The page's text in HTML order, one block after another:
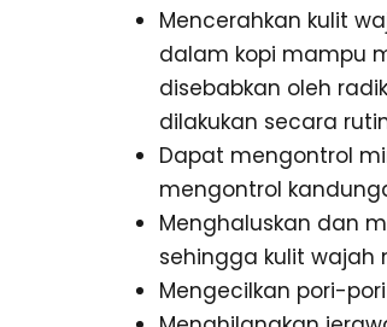
Mencerahkan kulit
dalam kopi mampu
disebabkan oleh
dilakukan secara
Dapat mengontrol
mengontrol
Menghaluskan dan
sehingga kulit wajah
Mengecilkan pori-